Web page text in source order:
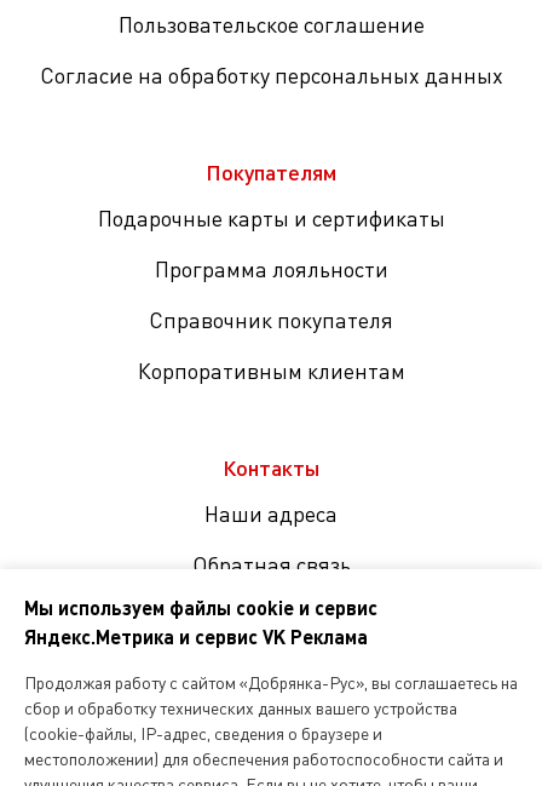
Пользовательское соглашение
Согласие на обработку персональных данных
Покупателям
Подарочные карты и сертификаты
Программа лояльности
Справочник покупателя
Корпоративным клиентам
Контакты
Наши адреса
Обратная связь
соцсетях
Копирование и любое другое использование информации,
Мы используем файлы cookie и сервис
Яндекс.Метрика и сервис VK Реклама
Продолжая работу с сайтом «Добрянка-Рус», вы соглашаетесь на
сбор и обработку технических данных вашего устройства
(cookie-файлы, IP-адрес, сведения о браузере и
местоположении) для обеспечения работоспособности сайта и